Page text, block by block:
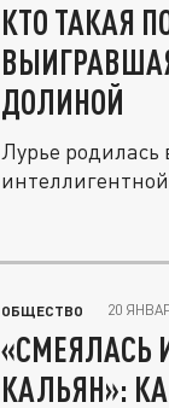
КТО ТАКАЯ
ДОЛИНОЙ
Лурье родилась
ОБЩЕСТВО 20
«СМЕЯЛАСЬ
КАЛЬЯН»: